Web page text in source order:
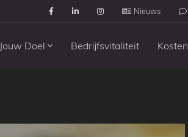
Nieuws
Jouw Doel Bedrijfsvitaliteit Kosten